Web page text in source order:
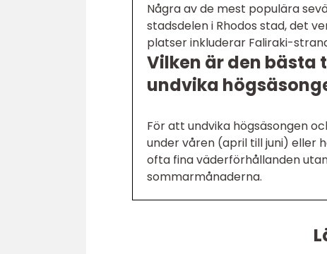
Några av de mest populära
stadsdelen i Rhodos stad, det
platser inkluderar Faliraki-
Vilken är den bästa
undvika
För att undvika högsäsongen
under våren (april till juni) eller
ofta fina väderförhållanden
sommarmånaderna.